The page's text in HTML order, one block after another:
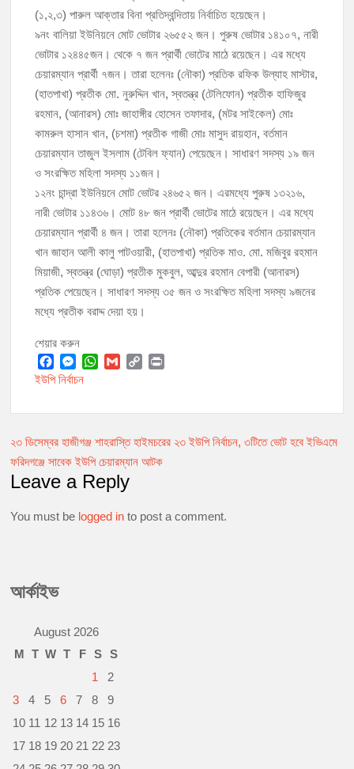
(১,২,৩) পারুল আক্তার বিনা প্রতিদ্বন্দিতায় নির্বাচিত হয়েছেন।
৯নং বালিয়া ইউনিয়নে মোট ভোটার ২৬৫৫২ জন। পুরুষ ভোটার ১৪১০৭, নারী
ভোটার ১২৪৪৫জন। থেকে ৭ জন প্রার্থী ভোটের মাঠে রয়েছেন। এর মধ্যে
চেয়ারম্যান প্রার্থী ৭জন। তারা হলেনঃ (নৌকা) প্রতিক রফিক উল্যাহ মাস্টার,
(হাতপাখা) প্রতীক মো. নুরুদ্দিন খান, স্বতন্ত্র (টেলিফোন) প্রতীক হাফিজুর
রহমান, (আনারস) মোঃ জাহাঙ্গীর হোসেন তফাদার, (মটর সাইকেল) মোঃ
কামরুল হাসান খান, (চশমা) প্রতীক গাজী মোঃ মাসুদ রায়হান, বর্তমান
চেয়ারম্যান তাজুল ইসলাম (টেবিল ফ্যান) পেয়েছেন। সাধারণ সদস্য ১৯ জন
ও সংরক্ষিত মহিলা সদস্য ১১জন।
১২নং চান্দ্রা ইউনিয়নে মোট ভোটর ২৪৬৫২ জন। এরমধ্যে পুরুষ ১৩২১৬,
নারী ভোটার ১১৪৩৬। মোট ৪৮ জন প্রার্থী ভোটের মাঠে রয়েছেন। এর মধ্যে
চেয়ারম্যান প্রার্থী ৪ জন। তারা হলেনঃ (নৌকা) প্রতিকের বর্তমান চেয়ারম্যান
খান জাহান আলী কালু পাটওয়ারী, (হাতপাখা) প্রতিক মাও. মো. মজিবুর রহমান
মিয়াজী, স্বতন্ত্র (ঘোড়া) প্রতীক মুকবুল, আব্দুর রহমান বেপারী (আনারস)
প্রতিক পেয়েছেন। সাধারণ সদস্য ৩৫ জন ও সংরক্ষিত মহিলা সদস্য ৯জনের
মধ্যে প্রতীক বরাদ্দ দেয়া হয়।
শেয়ার করুন
F
b
o
k
M
e
n
e
W
s
A
p
p
l
L
i
k
t
ইউপি নির্বাচন
Post
navigation
২৩ ডিসেম্বর হাজীগঞ্জ শাহরাস্তি হাইমচরের ২৩ ইউপি নির্বাচন, ৩টিতে ভোট হবে ইভিএমে
ফরিদগঞ্জে সাবেক ইউপি চেয়ারম্যান আটক
Leave a Reply
You must be logged in to post a comment.
আর্কাইভ
August 2026
M T W T F S
S
1
2
3
4 5 6 7 8
9
10 11 12 13 14 15 16
17 18 19 20 21 22 23